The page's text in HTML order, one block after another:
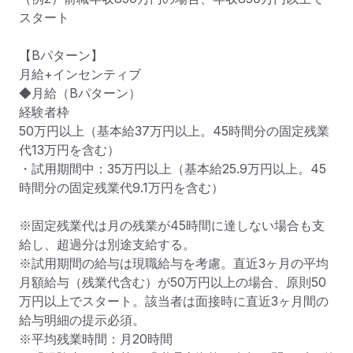
スタート
【Bパターン】
月給+インセンティブ
◆月給（Bパターン）
経験者枠
50万円以上（基本給37万円以上。45時間分の固定残業
代13万円を含む）​
・試用期間中：35万円以上（基本給25.9万円以上。45
時間分の固定残業代9.1万円を含む）​
※固定残業代は月の残業が45時間に達しない場合も支
給し、超過分は別途支給する。
※試用期間の給与は現職給与を考慮。直近3ヶ月の平均
月額給与（残業代含む）が50万円以上の場合、原則50
万円以上でスタート。該当者は面接時に直近3ヶ月間の
給与明細の提示必須。
※平均残業時間：月20時間